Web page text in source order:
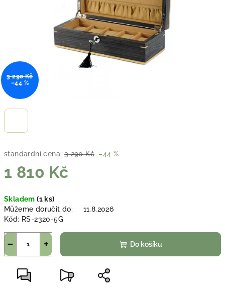
standardní cena: 3 290 Kč –44 %
1 810 Kč
cena:
Skladem(1 ks)
Můžeme doručit do:
11.8.2026
Kód: RS-2320-5G
+
− Do košíku
3 290 Kč
–44 %